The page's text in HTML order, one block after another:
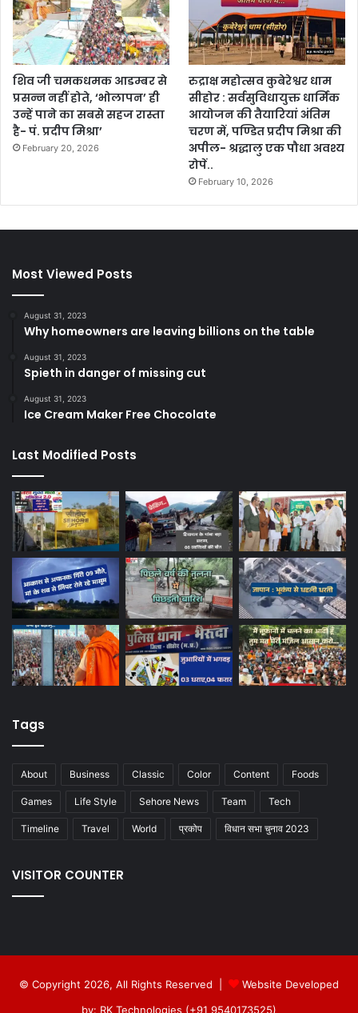
शिव जी चमकधमक आडम्बर से
प्रसन्न नहीं होते, ‘भोलापन’ ही
उन्हें पाने का सबसे सहज रास्ता
है- पं. प्रदीप मिश्रा’
February 20, 2026
रुद्राक्ष महोत्सव कुबेरेश्वर धाम
सीहोर : सर्वसुविधायुक्त धार्मिक
आयोजन की तैयारियां अंतिम
चरण में, पण्डित प्रदीप मिश्रा की
अपील- श्रद्धालु एक पौधा अवश्य
रोपें..
February 10, 2026
Most Viewed Posts
August 31, 2023
Why homeowners are leaving billions on the table
August 31, 2023
Spieth in danger of missing cut
August 31, 2023
Ice Cream Maker Free Chocolate
Last Modified Posts
Tags
About Business Classic Color Content Foods
Games Life Style Sehore News Team Tech
Timeline Travel World प्रकोप विधान सभा चुनाव 2023
VISITOR COUNTER
© Copyright 2026, All Rights Reserved |
Website Developed
by: RK Technologies (+91 9540173525)